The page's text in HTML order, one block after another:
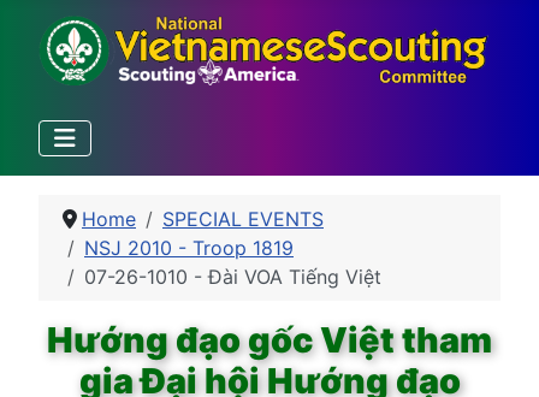
Home
SPECIAL EVENTS
NSJ 2010 - Troop 1819
07-26-1010 - Đài VOA Tiếng Việt
Hướng đạo gốc Việt tham
gia Đại hội Hướng đạo